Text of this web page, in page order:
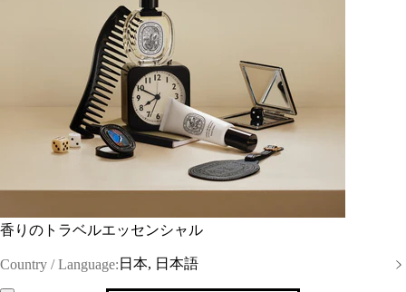
香りのトラベルエッセンシャル
Country / Language: 日本, 日本語